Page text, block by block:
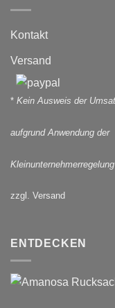
Kontakt
Versand
* Kein Ausweis der
aufgrund Anwendung der
zzgl. Versand
ENTDECKEN